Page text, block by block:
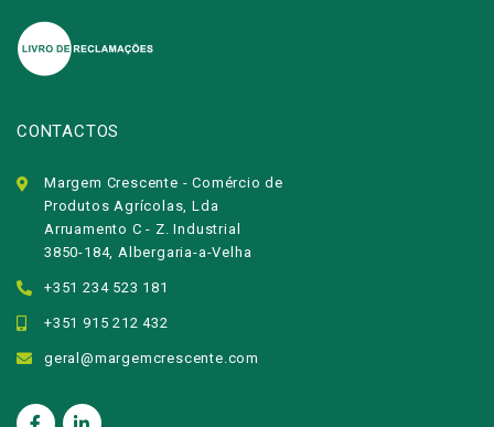
CONTACTOS
Margem Crescente - Comércio de
Produtos Agrícolas, Lda
Arruamento C - Z. Industrial
3850-184, Albergaria-a-Velha
+351 234 523 181
+351 915 212 432
geral@margemcrescente.com